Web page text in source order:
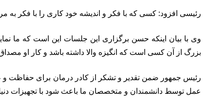
رئیسی افزود: کسی که با فکر و اندیشه خود کاری را با فکر
وی با بیان اینکه حسن برگزاری این جلسات این است که ما
بزرگ از آن کسی است که انگیزه والا داشته باشد و کار او
رئیس جمهور ضمن تقدیر و تشکر از کادر درمان برای حفاظت و
عمل توسط دانشمندان و متخصصان ما باعث شود با تجهیزات